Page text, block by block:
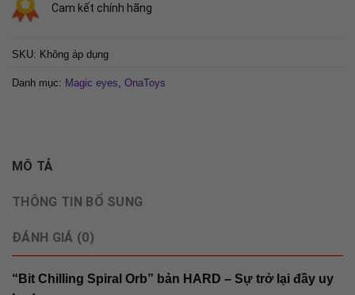
Cam kết chính hãng
SKU: Không áp dụng
Danh mục: Magic eyes, OnaToys
MÔ TẢ
THÔNG TIN BỔ SUNG
ĐÁNH GIÁ (0)
“Bit Chilling Spiral Orb” bản HARD – Sự trở lại đầy uy